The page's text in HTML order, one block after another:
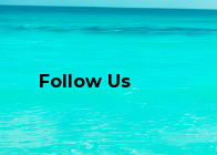
Follow Us